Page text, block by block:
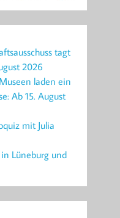
tagt
2026
laden ein
Ab 15. August
mit Julia
Lüneburg und